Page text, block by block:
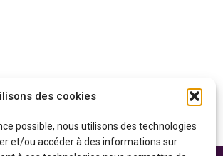
des cookies
possible, nous utilisons des technologies
et/ou accéder à des informations sur